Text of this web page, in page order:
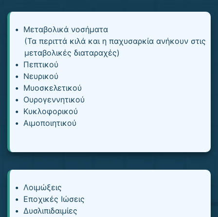
Μεταβολικά νοσήματα
(Τα περιττά κιλά και η παχυσαρκία ανήκουν στις
μεταβολικές διαταραχές)
Πεπτικού
Νευρικού
Μυοσκελετικού
Ουρογεννητικού
Κυκλοφορικού
Αιμοποιητικού
Λοιμώξεις
Εποχικές Ιώσεις
Δυσλιπιδαιμίες